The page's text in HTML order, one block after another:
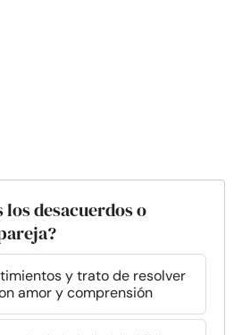
los desacuerdos o
y trato de resolver
amor y comprensión